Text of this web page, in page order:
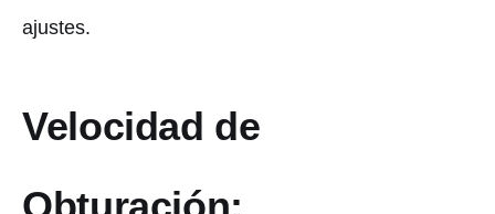
ajustes.
Velocidad de